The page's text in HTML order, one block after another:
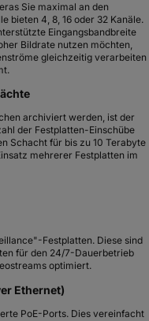
Sie maximal an den
bieten 4, 8, 16 oder 32 Kanäle.
Eingangsbandbreite
Bildrate nutzen möchten,
gleichzeitig verarbeiten
archiviert werden, ist der
der Festplatten-Einschübe
Schacht für bis zu 10 Terabyte
mehrerer Festplatten im
Festplatten. Diese sind
für den 24/7-Dauerbetrieb
optimiert.
Ethernet)
PoE-Ports. Dies vereinfacht